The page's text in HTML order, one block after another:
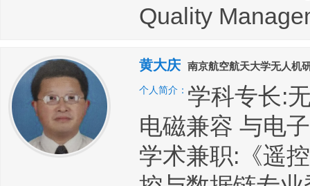
Quality
黄大庆 南京航空航天大学无人机
个人简介： 学科专长:
电磁兼容 与电
学术兼职:《遥